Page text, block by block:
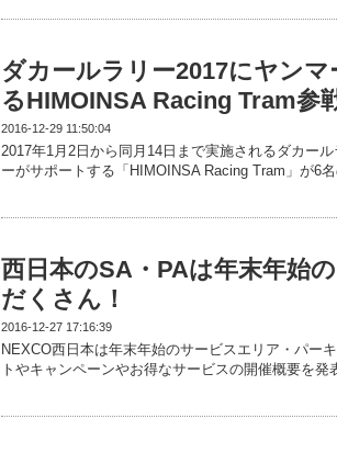
ダカールラリー2017にヤン
るHIMOINSA Racing Tram参
2016-12-29 11:50:04
2017年1月2日から同月14日まで実施されるダカー
ーがサポートする「HIMOINSA Racing Tram」が6
西日本のSA・PAは年末年始
だくさん！
2016-12-27 17:16:39
NEXCO西日本は年末年始のサービスエリア・パー
トやキャンペーンやお得なサービスの開催概要を発